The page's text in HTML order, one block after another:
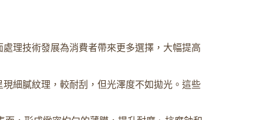
理技術發展為消費者帶來更多選擇，大幅提高
細膩紋理，較耐刮，但光澤度不如拋光。這些